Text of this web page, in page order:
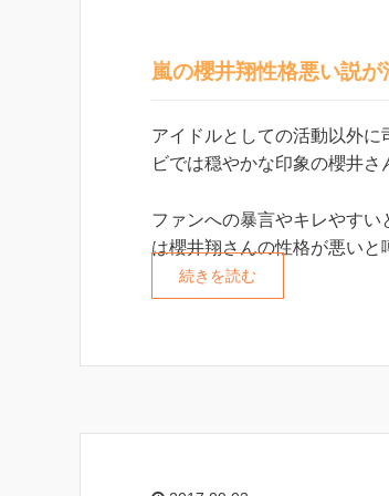
嵐の櫻井翔性格悪い説が
アイドルとしての活動以外
ビでは穏やかな印象の櫻井さ
ファンへの暴言やキレやす
は櫻井翔さんの性格が悪いと
続きを読む